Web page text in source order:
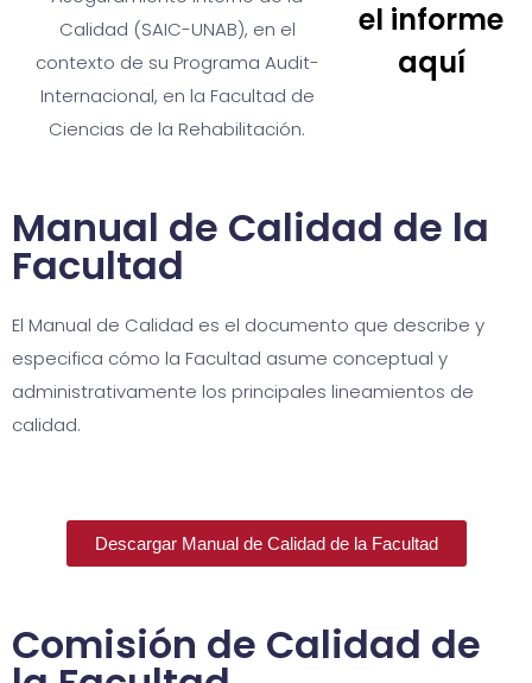
Calidad (SAIC-UNAB), en el
contexto de su Programa Audit-
Internacional, en la Facultad de
Ciencias de la Rehabilitación.
el informe
aquí
Manual de Calidad de la
Facultad
El Manual de Calidad es el documento que describe y
especifica cómo la Facultad asume conceptual y
administrativamente los principales lineamientos de
calidad.
Descargar Manual de Calidad de la Facultad
Comisión de Calidad de